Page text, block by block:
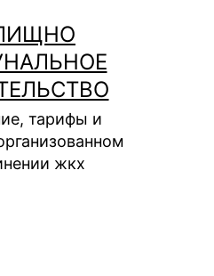
тарифы и
жкх